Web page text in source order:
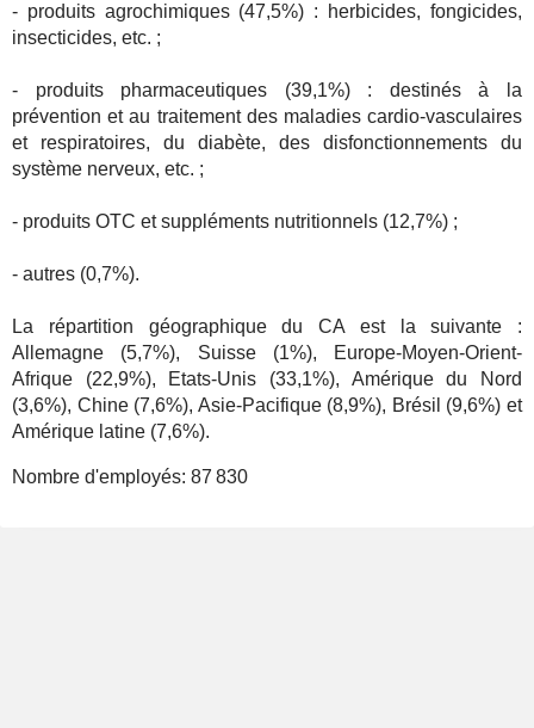
- produits agrochimiques (47,5%) : herbicides, fongicides,
insecticides, etc. ;
- produits pharmaceutiques (39,1%) : destinés à la
prévention et au traitement des maladies cardio-vasculaires
et respiratoires, du diabète, des disfonctionnements du
système nerveux, etc. ;
- produits OTC et suppléments nutritionnels (12,7%) ;
- autres (0,7%).
La répartition géographique du CA est la suivante :
Allemagne (5,7%), Suisse (1%), Europe-Moyen-Orient-
Afrique (22,9%), Etats-Unis (33,1%), Amérique du Nord
(3,6%), Chine (7,6%), Asie-Pacifique (8,9%), Brésil (9,6%) et
Amérique latine (7,6%).
Nombre d'employés: 87 830